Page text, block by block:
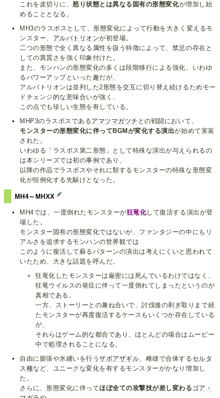
これを皮切りに、怒り状態とは異なる固有の形態変化が増加し始
めることとなる。
MH3のラスボスとして、形態変化によって行動を大きく変えるモ
ンスター、 アルバトリオンが初登場。
二つの形態で全く異なる属性を扱う特徴によって、禁忌の存在と
しての異質さを強く印象付けた。
また、モンハンの形態変化の多くは段階移行による強化、いわゆ
るパワーアップといった趣だが、
アルバトリオンは並列した2形態を交互に切り替え続けるためモー
ドチェンジ的な意味合いが強く、
この点でも珍しい生態を有している。
MHP3のラスボスであるアマツマガツチ との戦闘において、
モンスターの形態変化に伴ってBGMが変化する演出が始めて実装
された。
いわゆる「ラスボス第二形態」として特殊な演出が与えられるの
は本シリーズでは初の事例であり、
以降の作品でラスボスやそれに類するモンスターの特殊な形態変
化が恒例化する先駆けとなった。
MH4～MHXX
MH4では、一度倒れたモンスターが狂竜化して復活する演出が登
場した。
モンスター固有の形態変化ではないが、ファンタジーの中にもリ
アルさを追求するモンハンの世界観では
このように復活して蘇るパターンの演出は考えにくいと思われて
いたため、大きな話題を呼んだ。
狂竜化したモンスターは厳密には死んでいるわけではなく、
狂竜ウイルスの発症に伴って一度倒れてしまったというのが
真相である。
一方、ストーリーとの兼ね合いで、討伐後の剥ぎ取りまで経
たモンスターが再度復活するケースもいくつか存在している
が、
それらはゲーム的な都合であり、ほとんどの場合はムービー
中で処理されることになる。
自由に膨張や氷纏いを行うザボアザギル 、雌雄で合体する セルタ
ス種など、ユニークな変化を有するモンスターがかなり増加し
た。
さらに、形態変化に伴ってほぼ全ての攻撃技が差し変わる ゴア・